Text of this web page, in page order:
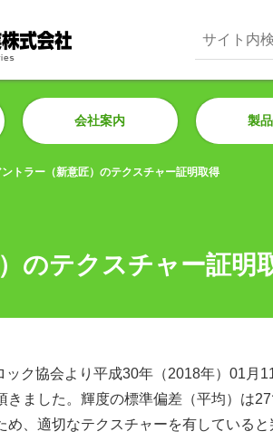
会社案内 製
ントラー（新意匠）のテクスチャー証明取得
のテクスチャー証明
ック協会より平成30年（2018年）01月
ました。輝度の標準偏差（平均）は27
、適切なテクスチャーを有していると